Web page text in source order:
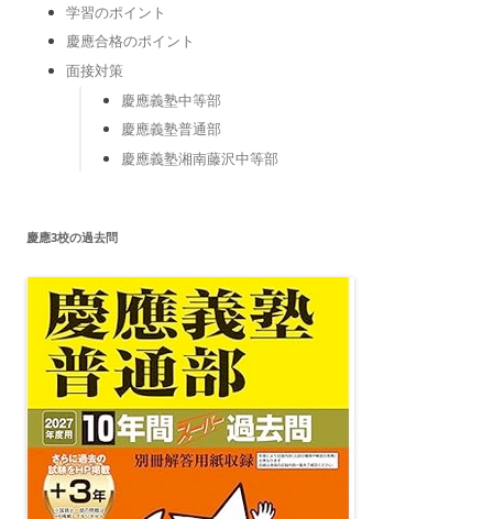
学習のポイント
慶應合格のポイント
面接対策
慶應義塾中等部
慶應義塾普通部
慶應義塾湘南藤沢中等部
慶應3校の過去問